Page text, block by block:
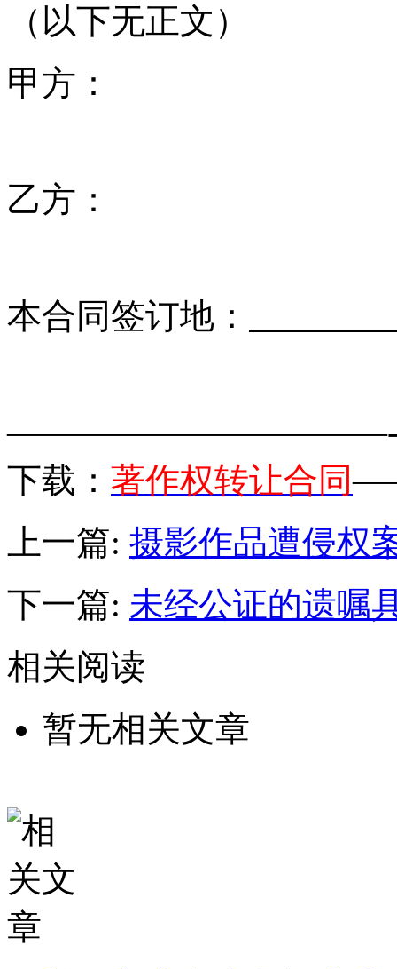
（以下无正文）
甲方： 日
乙方： 日
本合同签订地：
———————————-著作
下载： 著作权转让合同
上一篇: 摄影作品遭侵权
下一篇: 未经公证的遗嘱
相关阅读
暂无相关文章